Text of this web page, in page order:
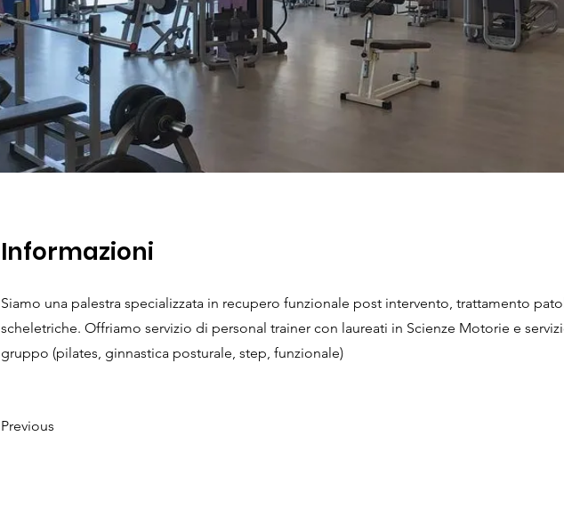
Informazioni
Siamo una palestra specializzata in recupero funzionale post intervento, trattamento
scheletriche. Offriamo servizio di personal trainer con laureati in Scienze Motorie e
gruppo (pilates, ginnastica posturale, step, funzionale)
Previous